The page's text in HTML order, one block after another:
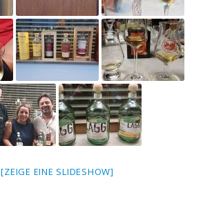
[ZEIGE EINE SLIDESHOW]